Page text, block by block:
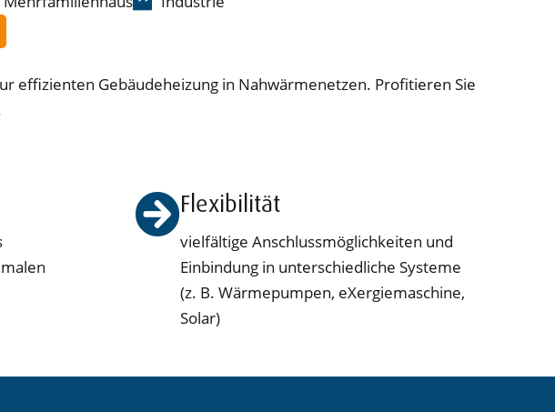
effizienten Gebäudeheizung in Nahwärmenetzen. Profitieren Sie
Flexibilität
vielfältige Anschlussmöglichkeiten und
Einbindung in unterschiedliche Systeme
(z. B. Wärmepumpen, eXergiemaschine,
Solar)